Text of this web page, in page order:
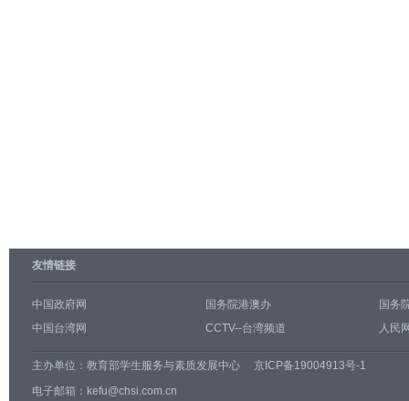
友情链接
中国政府网 国务院港澳办
国务
中国台湾网
CCTV--台湾频道 人民
主办单位： 教育部学生服务与素质发展中心
京ICP备19004913号-1
电子邮箱：kefu@chsi.com.cn